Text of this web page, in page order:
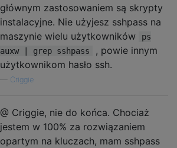
głównym zastosowaniem są skrypty
instalacyjne. Nie użyjesz sshpass na
maszynie wielu użytkowników
ps
auxw | grep sshpass
, powie innym
użytkownikom hasło ssh.
Criggie
@ Criggie, nie do końca. Chociaż
jestem w 100% za rozwiązaniem
opartym na kluczach, mam sshpass